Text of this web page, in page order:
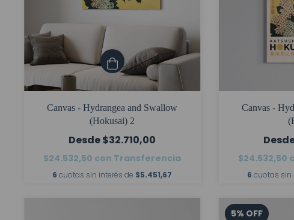
Canvas - Hydrangea and Swallow
(Hokusai) 2
$32.710,00
$24.532,50 con Transferencia
6 cuotas sin interés de $5.451,67
Canvas -
$24.532,50
6 cuotas sin
5% OFF